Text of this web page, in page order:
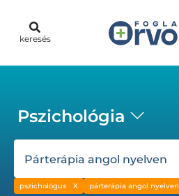
keresés
Pszichológia
Párterápia angol nyelven
pszichológus párterápia angol nyelven